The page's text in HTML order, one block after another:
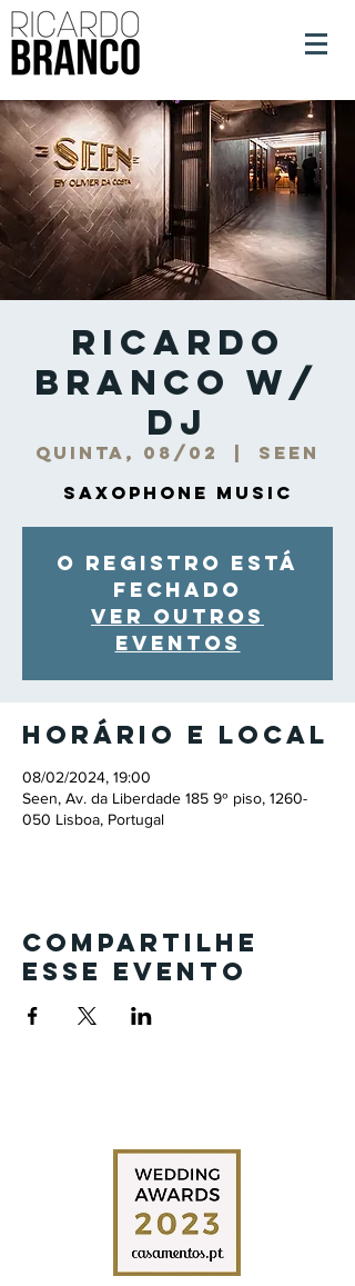
Ricardo
Branco w/
DJ
quinta, 08/02
Seen
Saxophone Music
O registro está
fechado
Ver outros
eventos
Horário e local
08/02/2024, 19:00
Seen, Av. da Liberdade 185 9º piso, 1260-
050 Lisboa, Portugal
Compartilhe
esse evento